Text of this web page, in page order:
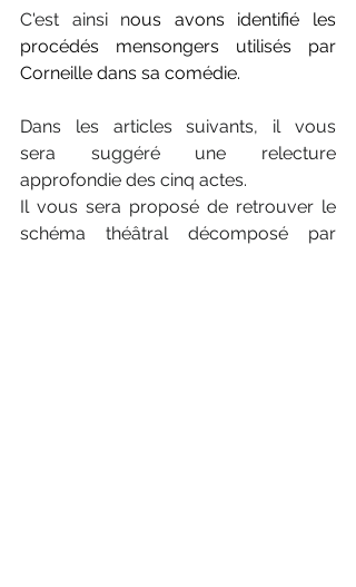
C'est ainsi nous avons identifié les
procédés mensongers utilisés par
Corneille dans sa comédie.
Dans les articles suivants, il vous
sera suggéré une relecture
approfondie des cinq actes.
Il vous sera proposé de retrouver le
schéma théâtral décomposé par